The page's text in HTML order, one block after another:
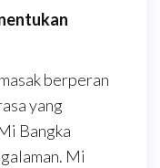
berperan
yang
Bangka
Mi